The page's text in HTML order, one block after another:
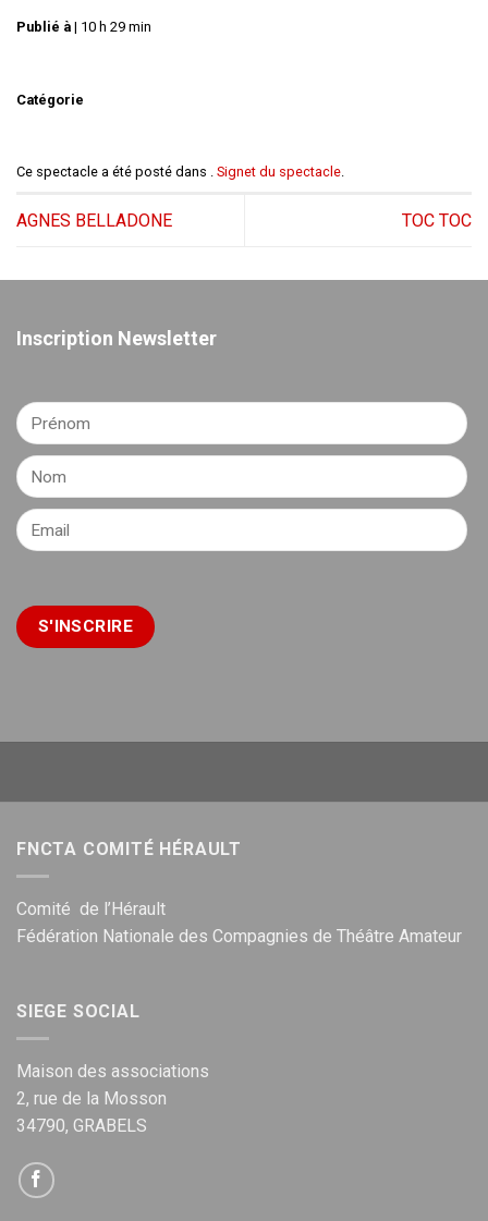
Publié à | 10 h 29 min
Catégorie
Ce spectacle a été posté dans . Signet du spectacle.
AGNES BELLADONE TOC TOC
Inscription Newsletter
FNCTA COMITÉ HÉRAULT
Comité de l’Hérault
Fédération Nationale des Compagnies de Théâtre Amateur
SIEGE SOCIAL
Maison des associations
2, rue de la Mosson
34790, GRABELS